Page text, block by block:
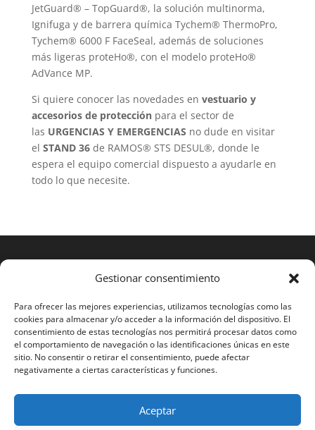
Gestionar consentimiento
Para ofrecer las mejores experiencias, utilizamos tecnologías como las
cookies para almacenar y/o acceder a la información del dispositivo. El
consentimiento de estas tecnologías nos permitirá procesar datos como
el comportamiento de navegación o las identificaciones únicas en este
sitio. No consentir o retirar el consentimiento, puede afectar
negativamente a ciertas características y funciones.
Aceptar
JetGuard® – TopGuard®, la solución multinorma,
Ignifuga y de barrera química Tychem® ThermoPro,
Tychem® 6000 F FaceSeal, además de soluciones
más ligeras proteHo®, con el modelo proteHo®
AdVance MP.
Si quiere conocer las novedades en vestuario y
accesorios de protecciónpara el sector de
las URGENCIAS Y EMERGENCIAS no dude en visitar
el STAND 36de RAMOS® STS DESUL®, donde le
espera el equipo comercial dispuesto a ayudarle en
todo lo que necesite.